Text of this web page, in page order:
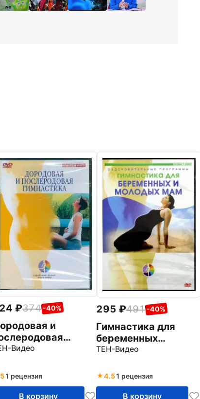
374 -40%
и
(DVD)
Видео
51 рецензия
В корзину
295 491 -40%
Гимнастика для
беременных
женщин и молодых
ТЕН-Видео
4.51 рецензия
В корзину